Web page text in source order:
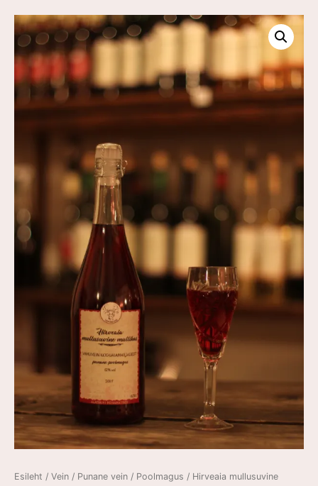
Esileht / Vein / Punane vein / Poolmagus / Hirveaia mullusuvine